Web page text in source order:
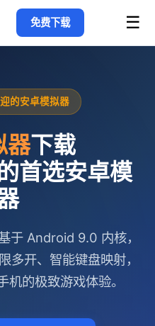
免费下载 ☰
的安卓模拟器
器下载
首选安卓模
于 Android 9.0 内核，
多开、智能键盘映射，
的极致游戏体验。